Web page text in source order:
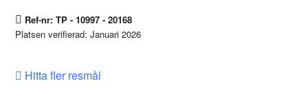
Ref-nr: TP - 10997 - 20168
Platsen verifierad: Januari 2026
Hitta fler resmål